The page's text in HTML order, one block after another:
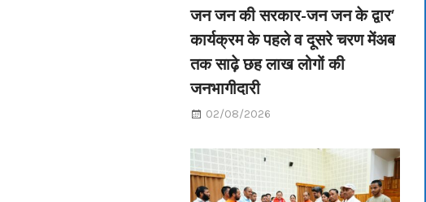
जन जन की सरकार-जन जन के द्वार’
कार्यक्रम के पहले व दूसरे चरण मेंअब
तक साढ़े छह लाख लोगों की
जनभागीदारी
02/08/2026